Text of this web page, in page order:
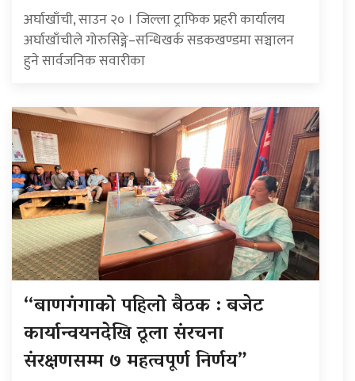
अर्घाखाँची, साउन २० । जिल्ला ट्राफिक प्रहरी कार्यालय
अर्घाखाँचीले गोरुसिङ्गे–सन्धिखर्क सडकखण्डमा सञ्चालन
हुने सार्वजनिक सवारीका
“बाणगंगाको पहिलो बैठक : बजेट
कार्यान्वयनदेखि ठूला संरचना
संरक्षणसम्म ७ महत्वपूर्ण निर्णय”